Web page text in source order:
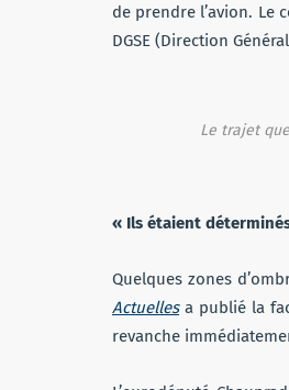
de prendre l’avion. Le
DGSE (Direction
Le trajet
« Ils étaient
Quelques zones
Actuellesa publié la
revanche